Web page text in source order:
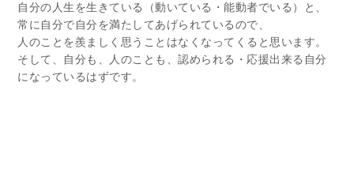
自分の人生を生きている（動いている・能動者でいる）と、
常に自分で自分を満たしてあげられているので、
人のことを羨ましく思うことはなくなってくると思います。
そして、自分も、人のことも、認められる・応援出来る自分
になっているはずです。